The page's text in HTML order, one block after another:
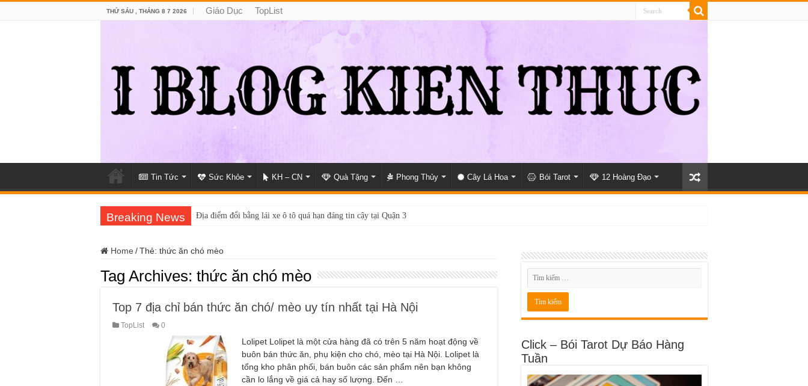
THỨ SÁU , THÁNG 8 7 2026 Giáo Dục TopList
Tin Tức Sức Khỏe KH – CN Quà Tặng Phong Thủy Cây Lá Hoa Bói Tarot 12 Hoàng Đạo
Breaking News Địa điểm đổi bằng lái xe ô tô quá hạn đáng tin cậy tại Quận 3
Home /Thẻ: thức ăn chó mèo
Tag Archives: thức ăn chó mèo
Top 7 địa chỉ bán thức ăn chó/ mèo uy tín nhất tại Hà Nội
TopList 0
Lolipet Lolipet là một cửa hàng đã có trên 5 năm hoạt động về
buôn bán thức ăn, phụ kiện cho chó, mèo tại Hà Nội. Lolipet là
tổng kho phân phối, bán buôn các sản phẩm nên bạn không
cần lo lắng về giá cả hay số lượng. Đến …
Click – Bói Tarot Dự Báo Hàng
Tuần